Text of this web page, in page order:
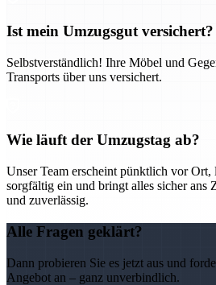
Ist mein Umzugsgut versichert?
Selbstverständlich! Ihre Möbel und
Transports über uns versichert.
Wie läuft der Umzugstag ab?
Unser Team erscheint pünktlich vor Ort,
sorgfältig ein und bringt alles sicher ans
und zuverlässig.
Alle Fragen geklärt?
Dann probieren Sie es jetzt aus und
Angebot an – ganz unverbindlich.